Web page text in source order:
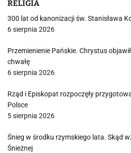
RELIGIA
300 lat od kanonizacji św. Stanisława
6 sierpnia 2026
Przemienienie Pańskie. Chrystus
chwałę
6 sierpnia 2026
Rząd i Episkopat rozpoczęły
Polsce
5 sierpnia 2026
Śnieg w środku rzymskiego lata. Skąd
Śnieżnej